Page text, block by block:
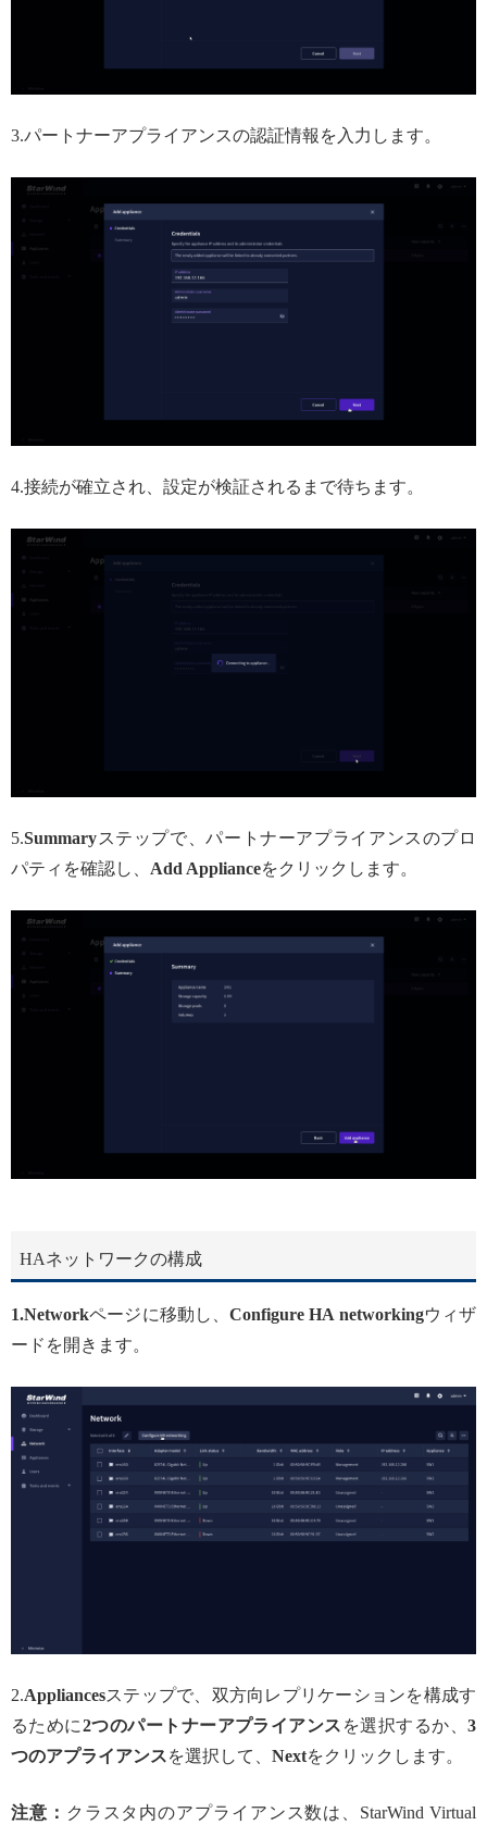
3.パートナーアプライアンスの認証情報を入力します。
4.接続が確立され、設定が検証されるまで待ちます。
5.Summaryステップで、パートナーアプライアンスのプロ
パティを確認し、 Add Applianceをクリックします。
HAネットワークの構成
1.Networkページに移動し、Configure HA networkingウィザ
ードを開きます。
2.Appliancesステップで、双方向レプリケーションを構成す
るために2つのパートナーアプライアンス を選択するか、3
つのアプライアンスを選択して、 Nextをクリックします。
注意： クラスタ内のアプライアンス数は、StarWind Virtual